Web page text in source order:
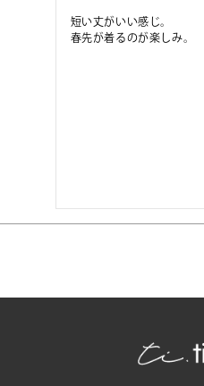
短い丈がいい感じ。
春先が着るのが楽しみ。